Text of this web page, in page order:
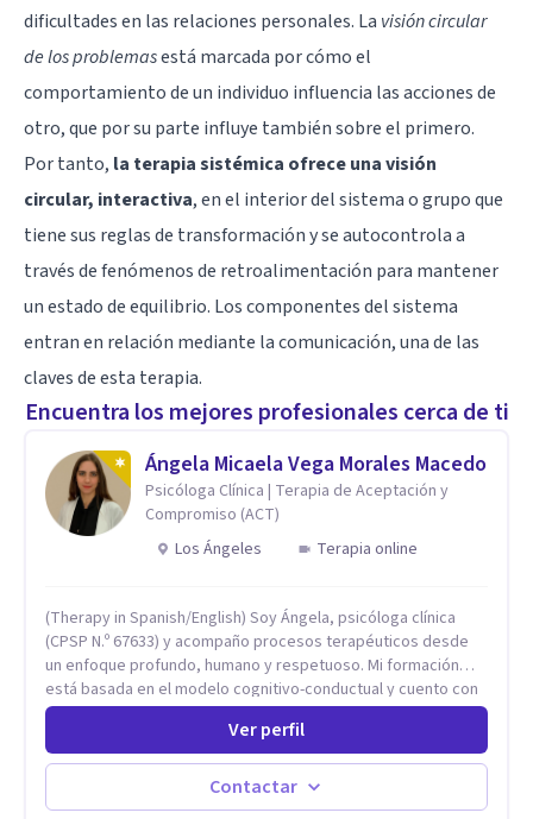
dificultades en las relaciones personales. La visión circular
de los problemasestá marcada por cómo el
comportamiento de un individuo influencia las acciones de
otro, que por su parte influye también sobre el primero.
Por tanto, la terapia sistémica ofrece una visión
circular, interactiva, en el interior del sistema o grupo que
tiene sus reglas de transformación y se autocontrola a
través de fenómenos de retroalimentación para mantener
un estado de equilibrio. Los componentes del sistema
entran en relación mediante la comunicación, una de las
claves de esta terapia.
Encuentra los mejores profesionales cerca de ti
Ángela Micaela Vega Morales Macedo
Psicóloga Clínica | Terapia de Aceptación y
Compromiso (ACT)
Los Ángeles
Terapia online
(Therapy in Spanish/English) Soy Ángela, psicóloga clínica
(CPSP N.º 67633) y acompaño procesos terapéuticos desde
un enfoque profundo, humano y respetuoso. Mi formación
está basada en el modelo cognitivo-conductual y cuento con
especialización en Terapia de Aceptación y Compromiso
(ACT), formada en Fundación Foro, Argentina. Estos estudios,
junto con mi desarrollo profesional, me han permitido
construir una base sólida desde la cual acompaño cada
proceso con sensibilidad, criterio clínico y una mirada
Ver perfil
Contactar